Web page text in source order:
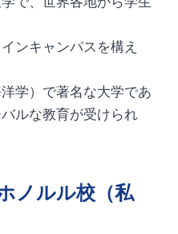
ンキャンパスを構え
学）で著名な大学であ
ルな教育が受けられ
ノルル校（私